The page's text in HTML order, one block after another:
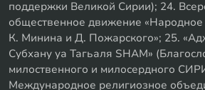
поддержки Великой Сирии); 24.
общественное движение
К. Минина и Д. Пожарского»; 25.
Субхану уа Тагьаля SHAM»
милоственного и милосердного
Международное религиозное